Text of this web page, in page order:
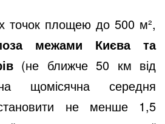
точок площею до 500 м²,
межами Києва та
(не ближче 50 км від
щомісячна середня
не менше 1,5